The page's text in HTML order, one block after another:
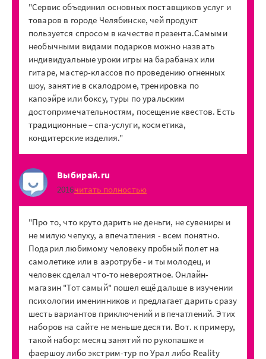
"Сервис объединил основных поставщиков услуг и
товаров в городе Челябинске, чей продукт
пользуется спросом в качестве презента.Самыми
необычными видами подарков можно назвать
индивидуальные уроки игры на барабанах или
гитаре, мастер-классов по проведению огненных
шоу, занятие в скалодроме, тренировка по
капоэйре или боксу, туры по уральским
достопримечательностям, посещение квестов. Есть
традиционные – спа-услуги, косметика,
кондитерские изделия."
Выбирай.ru
2016читать полностью
"Про то, что круто дарить не деньги, не сувениры и
не милую чепуху, а впечатления - всем понятно.
Подарил любимому человеку пробный полет на
самолетике или в аэротрубе - и ты молодец, и
человек сделал что-то невероятное. Онлайн-
магазин "Тот самый" пошел ещё дальше в изучении
психологии именинников и предлагает дарить сразу
шесть вариантов приключений и впечатлений. Этих
наборов на сайте не меньше десяти. Вот. к примеру,
такой набор: месяц занятий по рукопашке и
фаершоу либо экстрим-тур по Урал либо Reality